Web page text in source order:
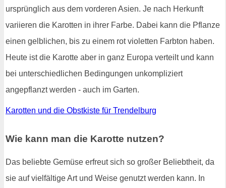
ursprünglich aus dem vorderen Asien. Je nach Herkunft
variieren die Karotten in ihrer Farbe. Dabei kann die Pflanze
einen gelblichen, bis zu einem rot violetten Farbton haben.
Heute ist die Karotte aber in ganz Europa verteilt und kann
bei unterschiedlichen Bedingungen unkompliziert
angepflanzt werden - auch im Garten.
Karotten und die Obstkiste für Trendelburg
Wie kann man die Karotte nutzen?
Das beliebte Gemüse erfreut sich so großer Beliebtheit, da
sie auf vielfältige Art und Weise genutzt werden kann. In